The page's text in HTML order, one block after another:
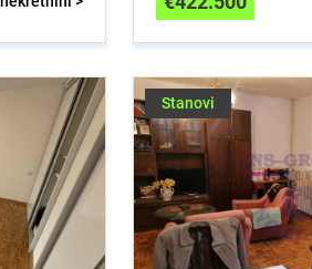
Stanovi